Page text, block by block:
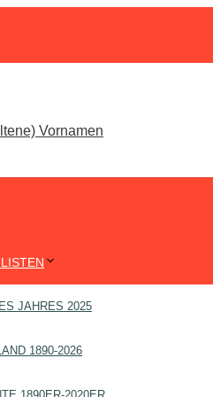
JAHRES 2025
1890-2026